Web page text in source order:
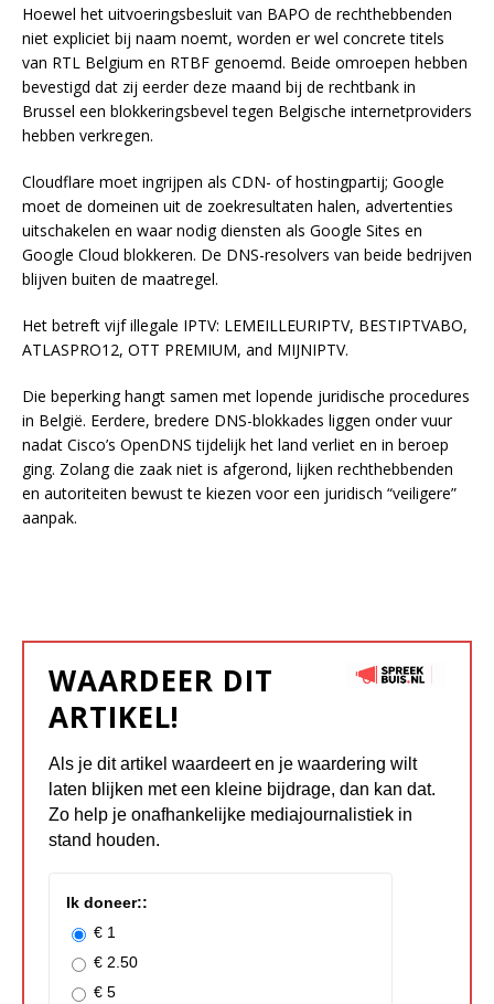
Hoewel het uitvoeringsbesluit van BAPO de rechthebbenden
niet expliciet bij naam noemt, worden er wel concrete titels
van RTL Belgium en RTBF genoemd. Beide omroepen hebben
bevestigd dat zij eerder deze maand bij de rechtbank in
Brussel een blokkeringsbevel tegen Belgische internetproviders
hebben verkregen.
Cloudflare moet ingrijpen als CDN- of hostingpartij; Google
moet de domeinen uit de zoekresultaten halen, advertenties
uitschakelen en waar nodig diensten als Google Sites en
Google Cloud blokkeren. De DNS-resolvers van beide bedrijven
blijven buiten de maatregel.
Het betreft vijf illegale IPTV: LEMEILLEURIPTV, BESTIPTVABO,
ATLASPRO12, OTT PREMIUM, and MIJNIPTV.
Die beperking hangt samen met lopende juridische procedures
in België. Eerdere, bredere DNS-blokkades liggen onder vuur
nadat Cisco’s OpenDNS tijdelijk het land verliet en in beroep
ging. Zolang die zaak niet is afgerond, lijken rechthebbenden
en autoriteiten bewust te kiezen voor een juridisch “veiligere”
aanpak.
WAARDEER DIT
ARTIKEL!
Als je dit artikel waardeert en je waardering wilt
laten blijken met een kleine bijdrage, dan kan dat.
Zo help je onafhankelijke mediajournalistiek in
stand houden.
Ik doneer::
€ 1
€ 2.50
€ 5